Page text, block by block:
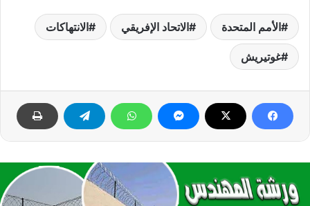
الأمم المتحدة الاتحاد الإفريقي الانتهاكات
غوتيريش